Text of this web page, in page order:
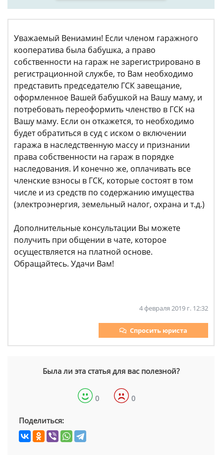
Уважаемый Вениамин! Если членом гаражного
кооператива была бабушка, а право
собственности на гараж не зарегистрировано в
регистрационной службе, то Вам необходимо
представить председателю ГСК завещание,
оформленное Вашей бабушкой на Вашу маму, и
потребовать переоформить членство в ГСК на
Вашу маму. Если он откажется, то необходимо
будет обратиться в суд с иском о включении
гаража в наследственную массу и признании
права собственности на гараж в порядке
наследования. И конечно же, оплачивать все
членские взносы в ГСК, которые состоят в том
числе и из средств по содержанию имущества
(электроэнергия, земельный налог, охрана и т.д.)
Дополнительные консультации Вы можете
получить при общении в чате, которое
осуществляется на платной основе.
Обращайтесь. Удачи Вам!
4 февраля 2019 г. 12:32
Спросить юриста
Была ли эта статья для вас полезной?
0 0
Поделиться: